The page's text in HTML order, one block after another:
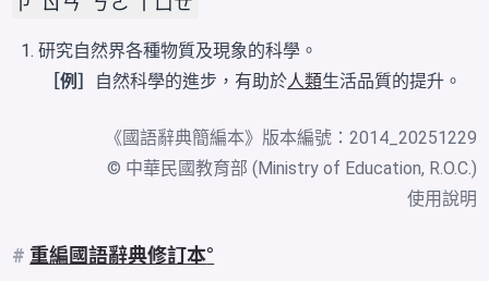
研究自然界各種物質及現象的科學。
［例］ 自然科學的進步，有助於人類生活品質的提升。
《國語辭典簡編本》版本編號：2014_20251229
© 中華民國教育部 (Ministry of Education, R.O.C.)
使用說明
# 重編國語辭典修訂本